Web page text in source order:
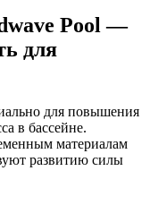
Pool —
для
для повышения
в бассейне.
материалам
развитию силы